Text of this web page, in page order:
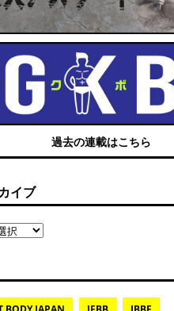
過去の連載はこちら
イブ